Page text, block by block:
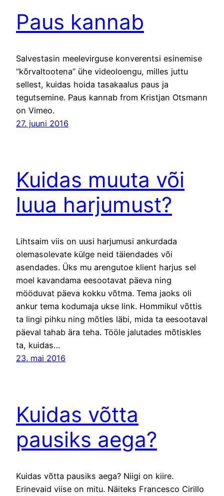
Paus kannab
Salvestasin meelevirguse konverentsi esinemise
“kõrvaltootena” ühe videoloengu, milles juttu
sellest, kuidas hoida tasakaalus paus ja
tegutsemine. Paus kannab from Kristjan Otsmann
on Vimeo.
27. juuni 2016
Kuidas muuta või
luua harjumust?
Lihtsaim viis on uusi harjumusi ankurdada
olemasolevate külge neid täiendades või
asendades. Üks mu arengutoe klient harjus sel
moel kavandama eesootavat päeva ning
mööduvat päeva kokku võtma. Tema jaoks oli
ankur tema kodumaja ukse link. Hommikul võttis
ta lingi pihku ning mõtles läbi, mida ta eesootaval
päeval tahab ära teha. Tööle jalutades mõtiskles
ta, kuidas…
23. mai 2016
Kuidas võtta
pausiks aega?
Kuidas võtta pausiks aega? Niigi on kiire.
Erinevaid viise on mitu. Näiteks Francesco Cirillo